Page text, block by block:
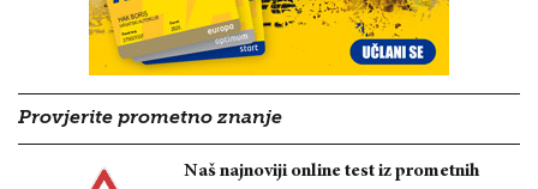
Provjerite prometno znanje
Naš najnoviji online test iz prometnih